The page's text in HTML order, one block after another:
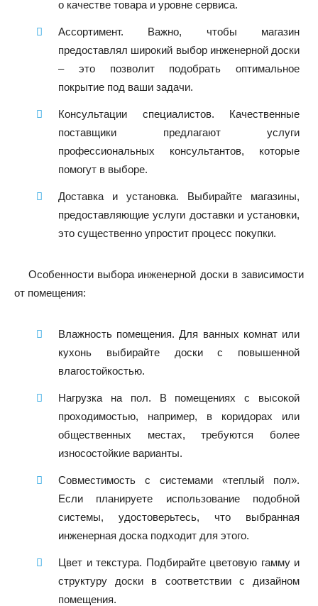
о качестве товара и уровне сервиса.
Ассортимент. Важно, чтобы магазин
предоставлял широкий выбор инженерной доски
– это позволит подобрать оптимальное
покрытие под ваши задачи.
Консультации специалистов. Качественные
поставщики предлагают услуги
профессиональных консультантов, которые
помогут в выборе.
Доставка и установка. Выбирайте магазины,
предоставляющие услуги доставки и установки,
это существенно упростит процесс покупки.
Особенности выбора инженерной доски в зависимости
от помещения:
Влажность помещения. Для ванных комнат или
кухонь выбирайте доски с повышенной
влагостойкостью.
Нагрузка на пол. В помещениях с высокой
проходимостью, например, в коридорах или
общественных местах, требуются более
износостойкие варианты.
Совместимость с системами «теплый пол».
Если планируете использование подобной
системы, удостоверьтесь, что выбранная
инженерная доска подходит для этого.
Цвет и текстура. Подбирайте цветовую гамму и
структуру доски в соответствии с дизайном
помещения.